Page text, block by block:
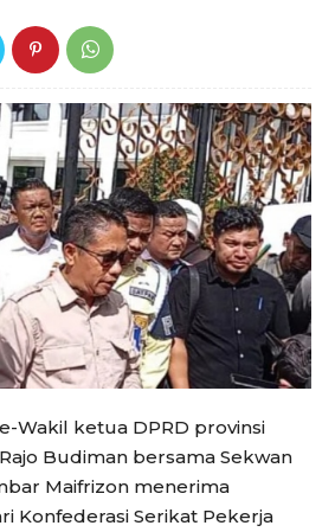
Wakil ketua DPRD provinsi
Budiman bersama Sekwan
Maifrizon menerima
Konfederasi Serikat Pekerja